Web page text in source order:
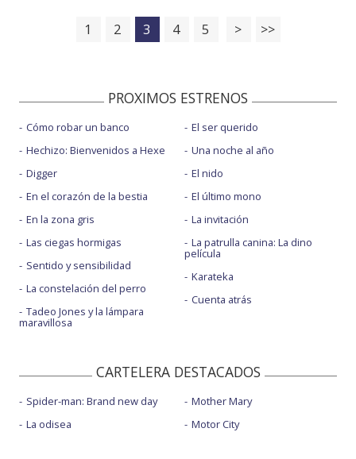
1 2 3 4 5 > >>
PROXIMOS ESTRENOS
Cómo robar un banco
Hechizo: Bienvenidos a Hexe
Digger
En el corazón de la bestia
En la zona gris
Las ciegas hormigas
Sentido y sensibilidad
La constelación del perro
Tadeo Jones y la lámpara
maravillosa
El ser querido
Una noche al año
El nido
El último mono
La invitación
La patrulla canina: La dino
película
Karateka
Cuenta atrás
CARTELERA DESTACADOS
Spider-man: Brand new day
La odisea
Mother Mary
Motor City